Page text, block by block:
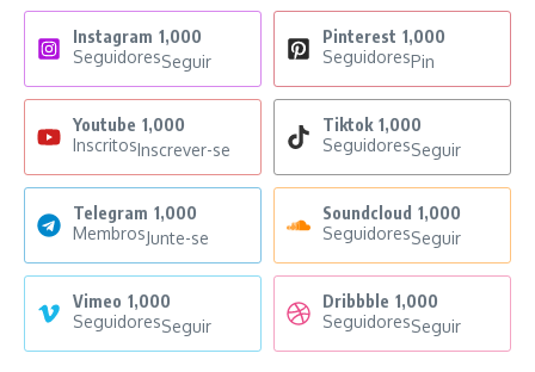
Instagram 1,000
SeguidoresSeguir
Pinterest 1,000
SeguidoresPin
Youtube 1,000
InscritosInscrever-se
Tiktok 1,000
SeguidoresSeguir
Telegram 1,000
MembrosJunte-se
Soundcloud 1,000
SeguidoresSeguir
Vimeo 1,000
SeguidoresSeguir
Dribbble 1,000
SeguidoresSeguir